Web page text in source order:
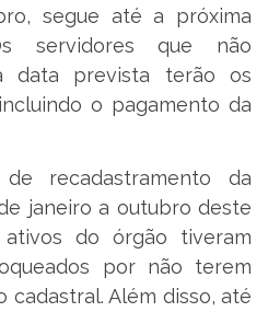
segue até a próxima
servidores que não
data prevista terão os
o pagamento da
recadastramento da
janeiro a outubro deste
do órgão tiveram
por não terem
cadastral. Além disso, até